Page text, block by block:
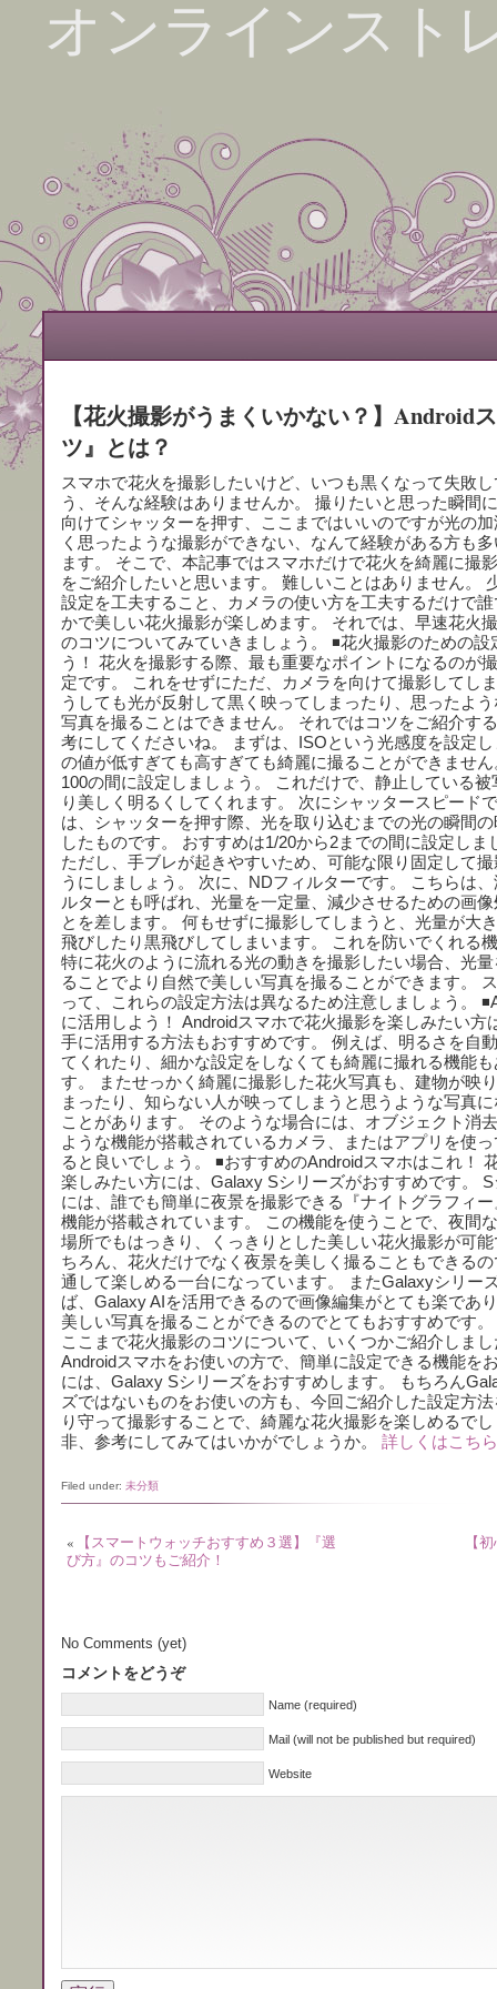
オンラインスト
【花火撮影がうまくいかない？】Android
ツ』とは？
スマホで花火を撮影したいけど、いつも黒くなって失敗
う、そんな経験はありませんか。 撮りたいと思った瞬間
向けてシャッターを押す、ここまではいいのですが光の
く思ったような撮影ができない、なんて経験がある方も
ます。 そこで、本記事ではスマホだけで花火を綺麗に撮
をご紹介したいと思います。 難しいことはありません。
設定を工夫すること、カメラの使い方を工夫するだけで
かで美しい花火撮影が楽しめます。 それでは、早速花火
のコツについてみていきましょう。 ◾️花火撮影のための設
う！ 花火を撮影する際、最も重要なポイントになるのが
定です。 これをせずにただ、カメラを向けて撮影してし
うしても光が反射して黒く映ってしまったり、思ったよ
写真を撮ることはできません。 それではコツをご紹介す
考にしてくださいね。 まずは、ISOという光感度を設定
の値が低すぎても高すぎても綺麗に撮ることができません
100の間に設定しましょう。 これだけで、静止している被
り美しく明るくしてくれます。 次にシャッタースピード
は、シャッターを押す際、光を取り込むまでの光の瞬間
したものです。 おすすめは1/20から2までの間に設定しま
ただし、手ブレが起きやすいため、可能な限り固定して
うにしましょう。 次に、NDフィルターです。 こちらは
ルターとも呼ばれ、光量を一定量、減少させるための画
とを差します。 何もせずに撮影してしまうと、光量が大
飛びしたり黒飛びしてしまいます。 これを防いでくれる
特に花火のように流れる光の動きを撮影したい場合、光
ることでより自然で美しい写真を撮ることができます。
って、これらの設定方法は異なるため注意しましょう。
に活用しよう！ Androidスマホで花火撮影を楽しみたい方
手に活用する方法もおすすめです。 例えば、明るさを自
てくれたり、細かな設定をしなくても綺麗に撮れる機能
す。 またせっかく綺麗に撮影した花火写真も、建物が映
まったり、知らない人が映ってしまうと思うような写真
ことがあります。 そのような場合には、オブジェクト消
ような機能が搭載されているカメラ、またはアプリを使
ると良いでしょう。 ◾️おすすめのAndroidスマホはこれ！
楽しみたい方には、Galaxy Sシリーズがおすすめです。
には、誰でも簡単に夜景を撮影できる『ナイトグラフィ
機能が搭載されています。 この機能を使うことで、夜間
場所でもはっきり、くっきりとした美しい花火撮影が可
ちろん、花火だけでなく夜景を美しく撮ることもできる
通して楽しめる一台になっています。 またGalaxyシリー
ば、Galaxy AIを活用できるので画像編集がとても楽であ
美しい写真を撮ることができるのでとてもおすすめです。
ここまで花火撮影のコツについて、いくつかご紹介しま
Androidスマホをお使いの方で、簡単に設定できる機能を
には、Galaxy Sシリーズをおすすめします。 もちろん
ズではないものをお使いの方も、今回ご紹介した設定方
り守って撮影することで、綺麗な花火撮影を楽しめるで
非、参考にしてみてはいかがでしょうか。 詳しくはこちら
Filed under: 未分類
«
【スマートウォッチおすすめ３選】『選
び方』のコツもご紹介！
【
No Comments (yet)
コメントをどうぞ
Name (required)
Mail (will not be published but required)
Website